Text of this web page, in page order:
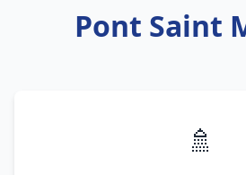
Pont Saint
🚿